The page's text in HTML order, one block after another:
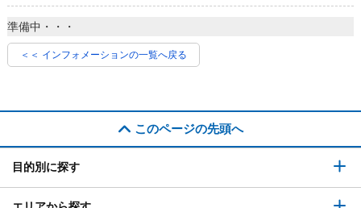
準備中・・・
＜＜ インフォメーションの一覧へ戻る
このページの先頭へ
目的別に探す